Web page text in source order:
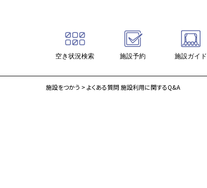
空き状況検索 施設予約 施設ガイド
施設ガイド
大ホール・海
施設をつかう > よくある質問 施設利用に関するQ&A